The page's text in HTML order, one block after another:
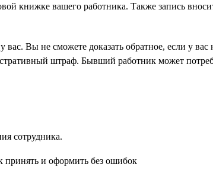
книжке вашего работника. Также запись
вас. Вы не сможете доказать обратное, если у
штраф. Бывший работник может
сотрудника.